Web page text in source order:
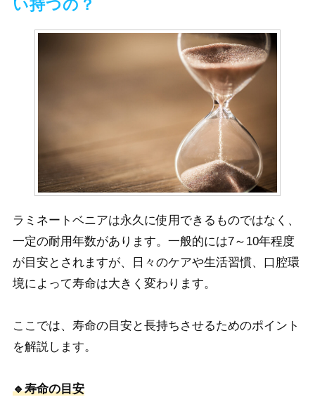
い持つの？
ラミネートベニアは永久に使用できるものではなく、
一定の耐用年数があります。一般的には7～10年程度
が目安とされますが、日々のケアや生活習慣、口腔環
境によって寿命は大きく変わります。
ここでは、寿命の目安と長持ちさせるためのポイント
を解説します。
🔹寿命の目安